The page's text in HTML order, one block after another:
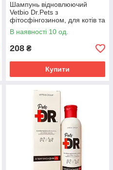
Шампунь відновлюючий
Vetbio Dr.Pets з
фітосфінгозином, для котів та
собак, 150 мл Ветбіо
В наявності 10 од.
208 ₴
Купити